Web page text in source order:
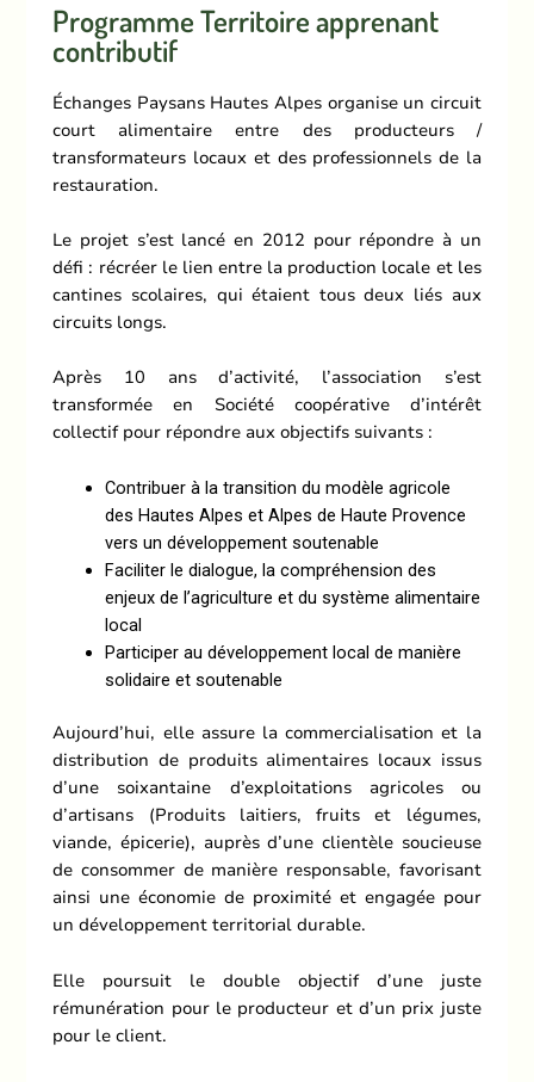
Programme Territoire apprenant
contributif
Échanges Paysans Hautes Alpes organise un circuit
court alimentaire entre des producteurs /
transformateurs locaux et des professionnels de la
restauration.
Le projet s’est lancé en 2012 pour répondre à un
défi : récréer le lien entre la production locale et les
cantines scolaires, qui étaient tous deux liés aux
circuits longs.
Après 10 ans d’activité, l’association s’est
transformée en Société coopérative d’intérêt
collectif pour répondre aux objectifs suivants :
Contribuer à la transition du modèle agricole
des Hautes Alpes et Alpes de Haute Provence
vers un développement soutenable
Faciliter le dialogue, la compréhension des
enjeux de l’agriculture et du système alimentaire
local
Participer au développement local de manière
solidaire et soutenable
Aujourd’hui, elle assure la commercialisation et la
distribution de produits alimentaires locaux issus
d’une soixantaine d’exploitations agricoles ou
d’artisans (Produits laitiers, fruits et légumes,
viande, épicerie), auprès d’une clientèle soucieuse
de consommer de manière responsable, favorisant
ainsi une économie de proximité et engagée pour
un développement territorial durable.
Elle poursuit le double objectif d’une juste
rémunération pour le producteur et d’un prix juste
pour le client.